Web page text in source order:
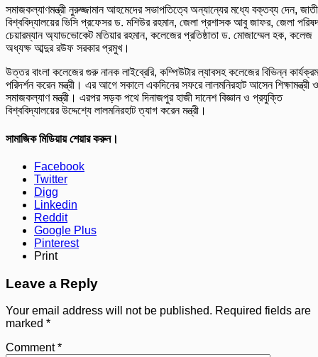
সমাজকল্যাণমন্ত্রী নুরুজ্জামান আহমেদের সভাপতিত্বে অন্যান্যের মধ্যে বক্তব্য দেন,
বিশ্ববিদ্যালয়ের ভিসি প্রফেসর ড. মশিউর রহমান, জেলা প্রশাসক আবু জাফর, জেলা
চেয়ারম্যান অ্যাডভোকেট মতিয়ার রহমান, কলেজের প্রতিষ্ঠাতা ড. মোজাম্মেল হক, কলেজ
অধ্যক্ষ আব্দুর রউফ সরকার প্রমুখ।
উত্তর বাংলা কলেজের গুরু নানক লাইব্রেরি, কম্পিউটার ল্যাবসহ কলেজের বিভিন্ন কার্যক্রম
পরিদর্শন করেন মন্ত্রী। এর আগে সকালে একদিনের সফরে লালমনিরহাট আসেন শিক্ষামন্ত্রী ও
সমাজকল্যাণ মন্ত্রী। এরপর সড়ক পথে দিনাজপুর হাজী দানেশ বিজ্ঞান ও প্রযুক্তি
বিশ্ববিদ্যালয়ের উদ্দেশ্যে লালমনিরহাট ত্যাগ করেন মন্ত্রী।
সামাজিক মিডিয়ায় শেয়ার করুন।
Facebook
Twitter
Digg
Linkedin
Reddit
Google Plus
Pinterest
Print
Leave a Reply
Your email address will not be published. Required fields are
marked *
Comment*